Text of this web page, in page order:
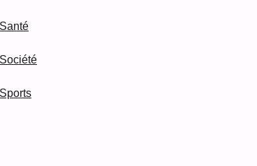
Santé
Société
Sports